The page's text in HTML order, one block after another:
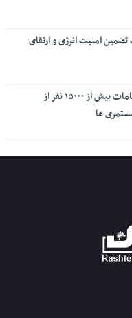
امنیت انرژی و ارتقای
پاسخگوئی به سوالات و رفع ابهامات بیش از ۱۵۰۰۰ نفر از
ها